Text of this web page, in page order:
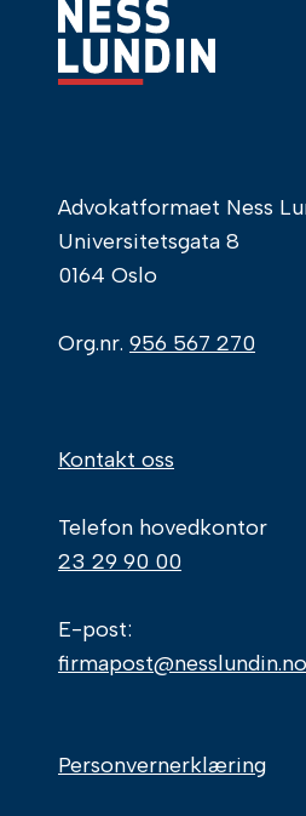
Advokatformaet Ness
Universitetsgata 8
0164 Oslo
Org.nr. 956 567 270
Kontakt oss
Telefon hovedkontor
23 29 90 00
E-post:
firmapost@nesslundin.no
Personvernerklæring